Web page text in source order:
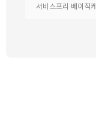
서비스프리·베이직